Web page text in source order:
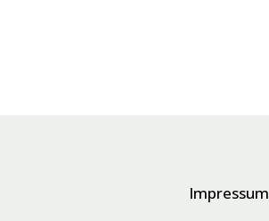
Impressum